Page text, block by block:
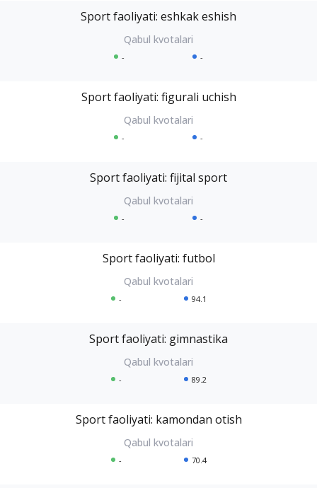
Sport faoliyati: eshkak eshish
- -
Sport faoliyati: figurali uchish
- -
Sport faoliyati: fijital sport
- -
Sport faoliyati: futbol
- 94.1
Sport faoliyati: gimnastika
- 89.2
Sport faoliyati: kamondan otish
- 70.4